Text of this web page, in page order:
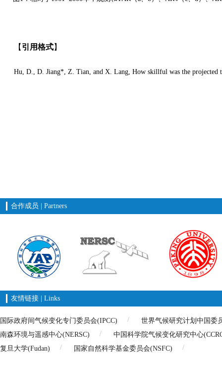
【 引用格式】
Hu, D., D. Jiang*, Z. Tian, and X. Lang, How skillful was the projected
合作成员 | Partners
友情链接 | Links
国际政府间气候变化专门委员会(IPCC)
世界气候研究计划中国委
南森环境与遥感中心(NERSC)
中国科学院气候变化研究中心
复旦大学(Fudan)
国家自然科学基金委员会(NSFC)